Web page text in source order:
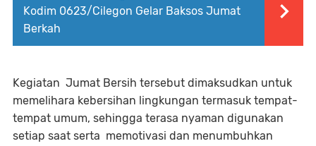
Kodim 0623/Cilegon Gelar Baksos Jumat
Berkah
Kegiatan Jumat Bersih tersebut dimaksudkan untuk
memelihara kebersihan lingkungan termasuk tempat-
tempat umum, sehingga terasa nyaman digunakan
setiap saat serta memotivasi dan menumbuhkan